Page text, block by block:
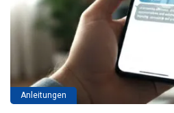
Anleitungen